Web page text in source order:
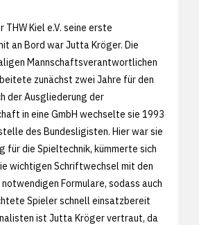
Kiel e.V. seine erste
an Bord war Jutta Kröger. Die
Mannschaftsverantwortlichen
zunächst zwei Jahre für den
der Ausgliederung der
in eine GmbH wechselte sie 1993
des Bundesligisten. Hier war sie
für die Spieltechnik, kümmerte sich
wichtigen Schriftwechsel mit den
Formulare, sodass auch
Spieler schnell einsatzbereit
ist Jutta Kröger vertraut, da